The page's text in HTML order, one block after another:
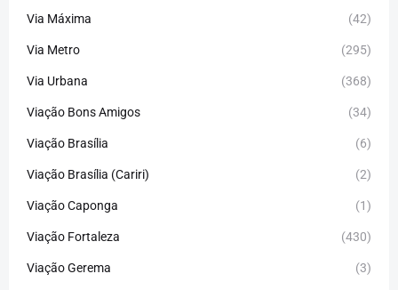
Via Máxima (42)
Via Metro (295)
Via Urbana (368)
Viação Bons Amigos (34)
Viação Brasília (6)
Viação Brasília (Cariri) (2)
Viação Caponga (1)
Viação Fortaleza (430)
Viação Gerema (3)